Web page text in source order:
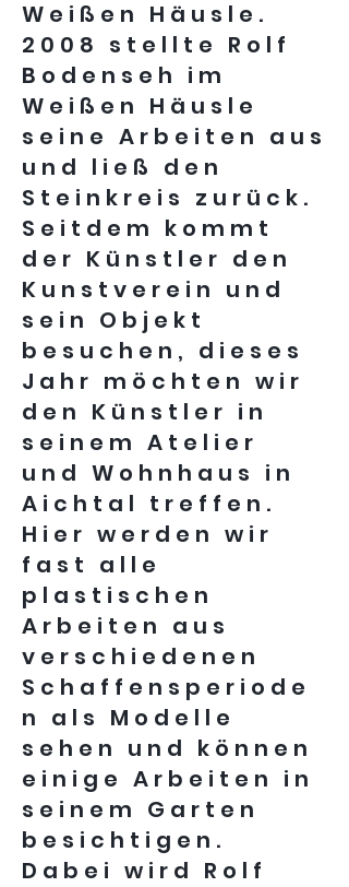
Weißen Häusle.
2008 stellte Rolf
Bodenseh im
Weißen Häusle
seine Arbeiten aus
und ließ den
Steinkreis zurück.
Seitdem kommt
der Künstler den
Kunstverein und
sein Objekt
besuchen, dieses
Jahr möchten wir
den Künstler in
seinem Atelier
und Wohnhaus in
Aichtal treffen.
Hier werden wir
fast alle
plastischen
Arbeiten aus
verschiedenen
Schaffensperiode
n als Modelle
sehen und können
einige Arbeiten in
seinem Garten
besichtigen.
Dabei wird Rolf